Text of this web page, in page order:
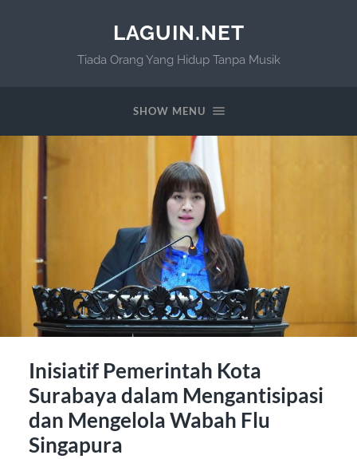
LAGUIN.NET
Tiada Orang Yang Hidup Tanpa Musik
SHOW MENU
Inisiatif Pemerintah Kota
Surabaya dalam Mengantisipasi
dan Mengelola Wabah Flu
Singapura